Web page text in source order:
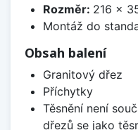
Rozměr: 216 x
Montáž do
Obsah balení
Granitový dřez
Příchytky
Těsnění není
dřezů se jako